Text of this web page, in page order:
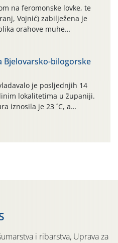
na feromonske lovke, te
Vojnić) zabilježena je
orahove muhe
brojnost može se objasniti
nasadima s vrlo malim
brojem prezimjelih
na žutim ljepljivim Rebell
Bjelovarsko-bilogorske
je posljednjih 14
lokalitetima u županiji.
iznosila je 23 ˚C, a
dosezale do 35 ˚C.
loze (Plasmoparas
i ribarstva, Uprava za